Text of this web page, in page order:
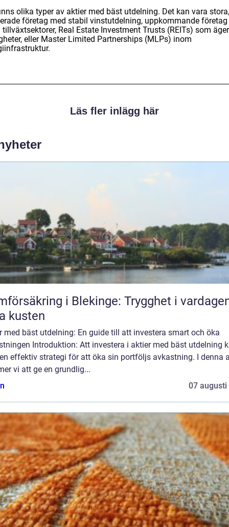
olika typer av aktier med bäst utdelning. Det kan vara stora,
företag med stabil vinstutdelning, uppkommande företag
Real Estate Investment Trusts (REITs) som äger
eller Master Limited Partnerships (MLPs) inom
Läs fler inlägg här
i Blekinge: Trygghet i
kusten
med bäst utdelning: En guide till att investera smart och öka
Introduktion: Att investera i aktier med bäst utdelning
effektiv strategi för att öka sin portföljs avkastning. I denna
vi att ge en grundlig...
07 augusti